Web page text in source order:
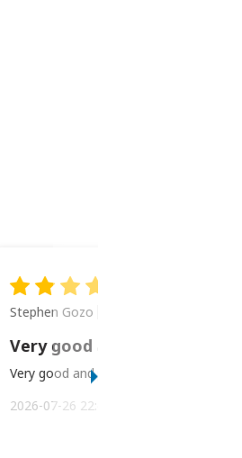
Stephen Gozo
Very good and prompt service.
2026-07-26 22:43:45